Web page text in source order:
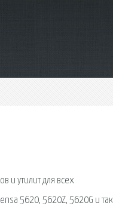
и утилит для всех
5620, 5620Z, 5620G и так